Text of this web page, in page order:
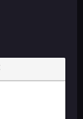
текста
цитаты
Вставка спойлера